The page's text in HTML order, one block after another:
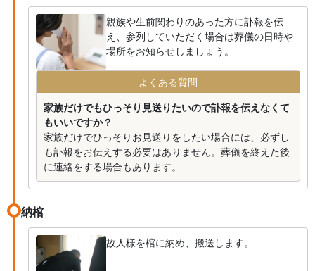
親族や生前関わりのあった方に訃報を伝
え、参列していただく場合は葬儀の日時や
場所をお知らせしましょう。
よくある質問
家族だけでもひっそり見送りたいので訃報を伝えなくて
もいいですか？
家族だけでひっそりお見送りをしたい場合には、必ずし
も訃報をお伝えする必要はありません。葬儀を終えた後
に連絡をする場合もあります。
納棺
故人様を棺に納め、搬送します。